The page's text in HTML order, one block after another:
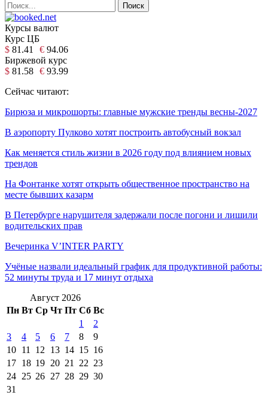
Курсы валют
Курс ЦБ
$ 81.41 € 94.06
Биржевой курс
$ 81.58 € 93.99
Сейчас читают:
Бирюза и микрошорты: главные мужские тренды весны‑2027
В аэропорту Пулково хотят построить автобусный вокзал
Как меняется стиль жизни в 2026 году под влиянием новых
трендов
На Фонтанке хотят открыть общественное пространство на
месте бывших казарм
В Петербурге нарушителя задержали после погони и лишили
водительских прав
Вечеринка V’INTER PARTY
Учёные назвали идеальный график для продуктивной работы:
52 минуты труда и 17 минут отдыха
Август 2026
Пн Вт Ср Чт Пт Сб Вс
1
2
3
4 5 6 7 8
9
10 11 12 13 14 15 16
17 18 19 20 21 22 23
24 25 26 27 28 29 30
31